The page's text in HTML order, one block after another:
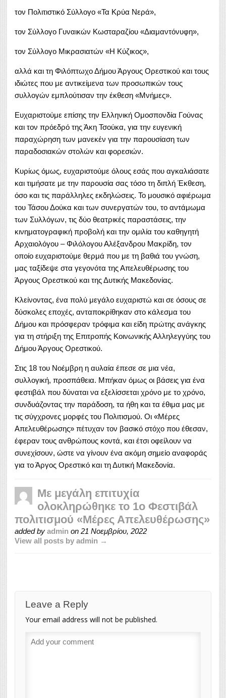
τον Πολιτιστικό Σύλλογο «Τα Κρύα Νερά»,
τον Σύλλογο Γυναικών Κωσταραζίου «Διαμαντόνυφη»,
τον Σύλλογο Μικρασιατών «Η Κύζικος»,
αλλά και τη Φιλόπτωχο Δήμου Άργους Ορεστικού και τους
ιδιώτες που με αντικείμενα των προσωπικών τους
συλλογών εμπλούτισαν την έκθεση «Μνήμες».
Ευχαριστούμε επίσης την Ελληνική Ομοσπονδία Γούνας
και τον πρόεδρό της Άκη Τσούκα, για την ευγενική
παραχώρηση των μανεκέν για την παρουσίαση των
παραδοσιακών στολών και φορεσιών.
Κυρίως όμως, ευχαριστούμε όλους εσάς που αγκαλιάσατε
και τιμήσατε με την παρουσία σας τόσο τη διπλή Έκθεση,
όσο και τις παράλληλες εκδηλώσεις. Το μουσικό αφιέρωμα
του Τάσου Δούκα και των συνεργατών του, το αντάμωμα
των Συλλόγων, τις δύο θεατρικές παραστάσεις, την
κινηματογραφική προβολή και την ομιλία του καθηγητή
Αρχαιολόγου – Φιλόλογου Αλέξανδρου Μακρίδη, τον
οποίο ευχαριστούμε θερμά που με τη βαθιά του γνώση,
μας ταξίδεψε στα γεγονότα της Απελευθέρωσης του
Άργους Ορεστικού και της Δυτικής Μακεδονίας.
Κλείνοντας, ένα πολύ μεγάλο ευχαριστώ και σε όσους σε
δύσκολες εποχές, ανταποκρίθηκαν στο κάλεσμα του
Δήμου και πρόσφεραν τρόφιμα και είδη πρώτης ανάγκης
για τη στήριξη της Επιτροπής Κοινωνικής Αλληλεγγύης του
Δήμου Άργους Ορεστικού.
Στις 18 του Νοέμβρη η αυλαία έπεσε σε μια νέα,
συλλογική, προσπάθεια. Μπήκαν όμως οι βάσεις για ένα
φεστιβάλ που δύναται να εξελίσσεται χρόνο με το χρόνο,
συνδυάζοντας την παράδοση, τα ήθη και τα έθιμα μας με
τις σύγχρονες μορφές του Πολιτισμού. Οι «Μέρες
Απελευθέρωσης» πέτυχαν τον βασικό στόχο που έθεσαν,
έφεραν τους ανθρώπους κοντά, και έτσι οφείλουν να
συνεχίσουν, ώστε να γίνουν ένα ακόμη σημείο αναφοράς
για το Άργος Ορεστικό και τη Δυτική Μακεδονία.
Με μεγάλη επιτυχία
ολοκληρώθηκε το 1ο Φεστιβάλ
πολιτισμού «Μέρες Απελευθέρωσης»
added by admin on 21 Νοεμβρίου, 2022
View all posts by admin →
Leave a Reply
Your email address will not be published.